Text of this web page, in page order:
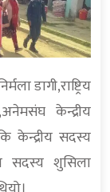
डागी,राष्ट्रिय
केन्द्रीय
केन्द्रीय सदस्य
सदस्य शुसिला